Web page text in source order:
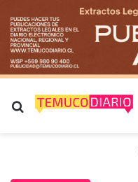
Buscar por